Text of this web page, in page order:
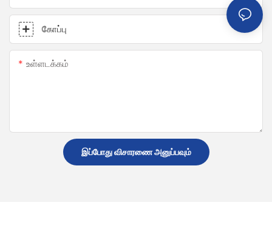
கோப்பு
உள்ளடக்கம்
இப்போது விசாரணை அனுப்பவும்